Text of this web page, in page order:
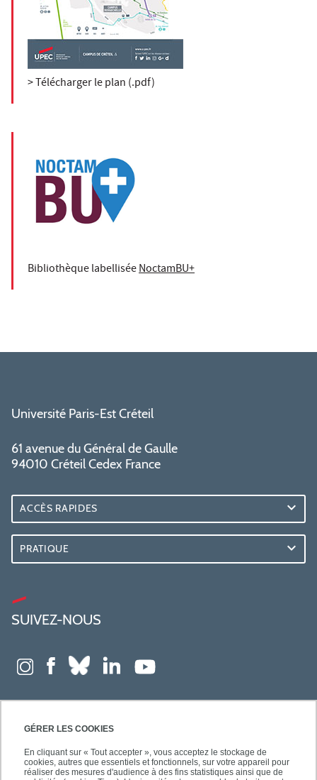
GÉRER LES COOKIES
En cliquant sur « Tout accepter », vous acceptez le stockage de
cookies, autres que essentiels et fonctionnels, sur votre appareil pour
réaliser des mesures d'audience à des fins statistiques ainsi que de
> Télécharger le plan (.pdf)
Bibliothèque labelliséeNoctamBU+
Université Paris-Est Créteil
61 avenue du Général de Gaulle
94010 Créteil Cedex France
ACCÈS RAPIDES
PRATIQUE
SUIVEZ-NOUS